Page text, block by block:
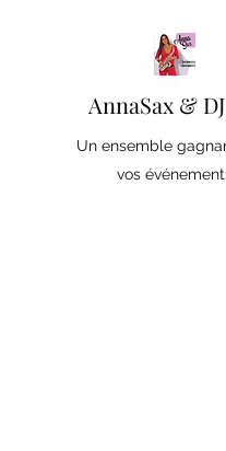
AnnaSax &
Un ensemble
vos